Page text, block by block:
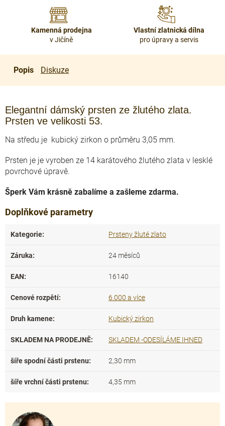
Kamenná prodejna
v Jičíně
Vlastní zlatnická dílna
pro úpravy a servis
Popis Diskuze
Elegantní dámský prsten ze žlutého zlata.
Prsten ve velikosti 53.
Na středu je kubický zirkon o průměru 3,05 mm.
Prsten je je vyroben ze 14 karátového žlutého zlata v lesklé
povrchové úpravě.
Šperk Vám krásně zabalíme a zašleme zdarma.
Doplňkové parametry
Kategorie: Prsteny žluté zlato
Záruka: 24 měsíců
EAN: 16140
Cenové rozpětí: 6.000 a více
Druh kamene: Kubický zirkon
SKLADEM NA PRODEJNĚ: SKLADEM -ODESÍLÁME IHNED
šíře spodní části prstenu: 2,30 mm
šíře vrchní části prstenu: 4,35 mm